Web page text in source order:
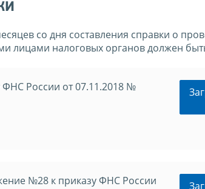
со дня составления справки о
лицами налоговых органов должен
России от 07.11.2018 №
№28 к приказу ФНС России